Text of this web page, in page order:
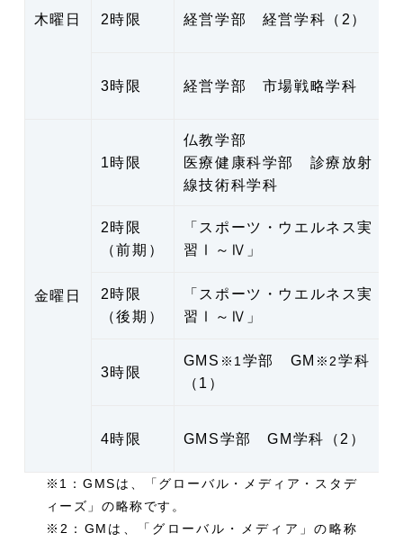
木曜日 2時限 経営学部 経営学科（2）
3時限 経営学部 市場戦略学科
金曜日
1時限
仏教学部
医療健康科学部 診療放射
線技術科学科
2時限
（前期）
「スポーツ・ウエルネス実
習Ⅰ～Ⅳ」
2時限
（後期）
「スポーツ・ウエルネス実
習Ⅰ～Ⅳ」
3時限
GMS ※1 学部 GM ※2学科
（1）
4時限 GMS学部 GM学科（2）
※1：GMSは、「グローバル・メディア・スタデ
ィーズ」の略称です。
※2：GMは、「グローバル・メディア」の略称